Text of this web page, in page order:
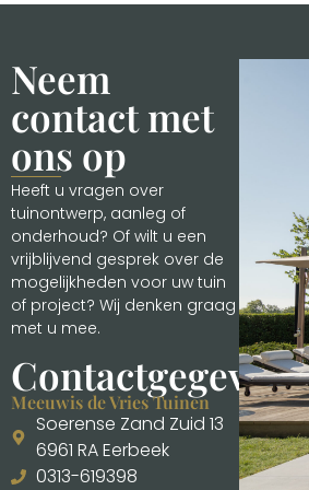
Neem
contact met
ons op
Heeft u vragen over
tuinontwerp, aanleg of
onderhoud? Of wilt u een
vrijblijvend gesprek over de
mogelijkheden voor uw tuin
of project? Wij denken graag
met u mee.
Contactgegevens
Meeuwis de Vries Tuinen
Soerense Zand Zuid 13
6961 RA Eerbeek
0313-619398